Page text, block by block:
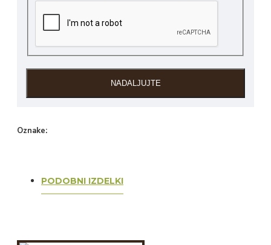
NADALJUJTE
Oznake:
PODOBNI IZDELKI